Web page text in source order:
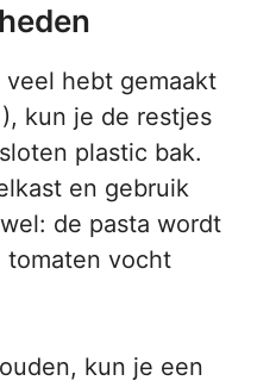
hebt gemaakt
kun je de restjes
plastic bak.
en gebruik
de pasta wordt
tomaten vocht
kun je een